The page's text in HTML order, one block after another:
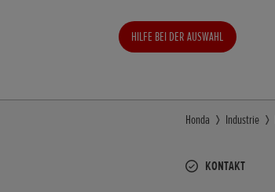
HILFE BEI DER AUSWAHL
Honda Industrie
KONTAKT